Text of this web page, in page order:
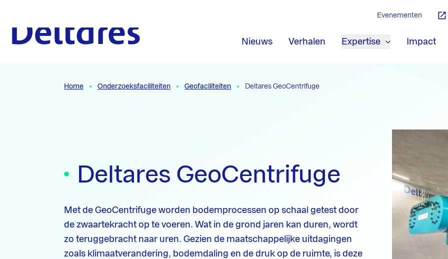
Nieuws Verhalen Expertise Impact
Evenementen
Home Onderzoeksfaciliteiten Geofaciliteiten Deltares GeoCentrifuge
Deltares GeoCentrifuge
Met de GeoCentrifuge worden bodemprocessen op schaal getest door
de zwaartekracht op te voeren. Wat in de grond jaren kan duren, wordt
zo teruggebracht naar uren. Gezien de maatschappelijke uitdagingen
zoals klimaatverandering, bodemdaling en de druk op de ruimte, is deze